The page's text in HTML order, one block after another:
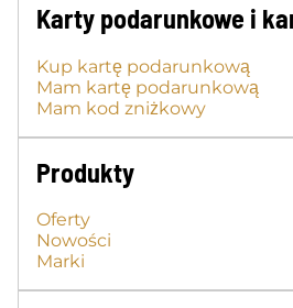
Karty podarunkowe i
Kup kartę podarunkową
Mam kartę podarunkową
Mam kod zniżkowy
Produkty
Oferty
Nowości
Marki